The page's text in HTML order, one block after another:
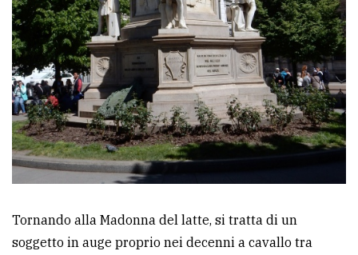
Tornando alla Madonna del latte, si tratta di un
soggetto in auge proprio nei decenni a cavallo tra